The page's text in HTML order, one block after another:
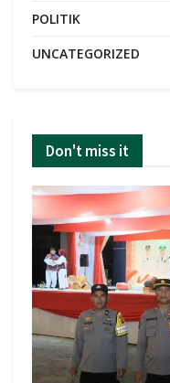
POLITIK
UNCATEGORIZED
Don't miss it